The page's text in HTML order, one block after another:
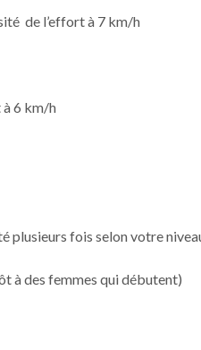
de l’effort à 7 km/h
à 6 km/h
plusieurs fois selon votre
à des femmes qui débutent)